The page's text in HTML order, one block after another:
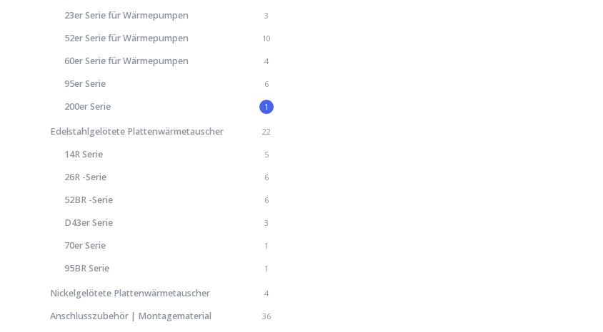
23er Serie für Wärmepumpen 3
52er Serie für Wärmepumpen 10
60er Serie für Wärmepumpen 4
95er Serie 6
200er Serie 1
Edelstahlgelötete Plattenwärmetauscher 22
14R Serie 5
26R -Serie 6
52BR -Serie 6
D43er Serie 3
70er Serie 1
95BR Serie 1
Nickelgelötete Plattenwärmetauscher 4
Anschlusszubehör | Montagematerial 36